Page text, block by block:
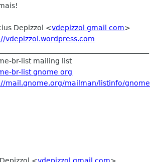
Depizzol <vdepizzol gmail com>
vdepizzol.wordpress.com
br-list mailing list
br-list gnome org
mail.gnome.org/mailman/listinfo/